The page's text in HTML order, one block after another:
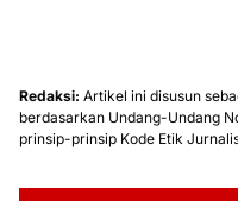
Redaksi: Artikel ini disusun
berdasarkan Undang-Undang
prinsip-prinsip Kode Etik